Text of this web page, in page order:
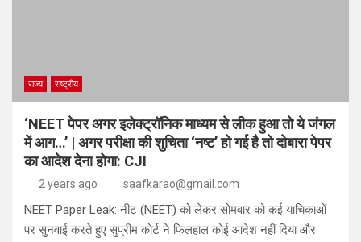
राज्य राष्ट्रीय
‘NEET पेपर अगर इलेक्ट्रॉनिक माध्यम से लीक हुआ तो ये जंगल
में आग…’ | अगर परीक्षा की शुचिता ‘नष्ट’ हो गई है तो दोबारा पेपर
का आदेश देना होगा: CJI
2 years ago saafkarao@gmail.com
NEET Paper Leak: नीट (NEET) को लेकर सोमवार को कई याचिकाओं
पर सुनवाई करते हुए सुप्रीम कोर्ट ने फिलहाल कोई आदेश नहीं दिया और